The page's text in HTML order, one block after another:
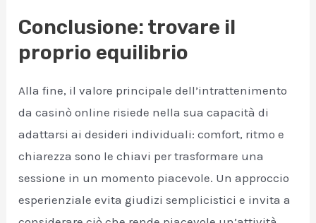
Conclusione: trovare il
proprio equilibrio
Alla fine, il valore principale dell’intrattenimento
da casinò online risiede nella sua capacità di
adattarsi ai desideri individuali: comfort, ritmo e
chiarezza sono le chiavi per trasformare una
sessione in un momento piacevole. Un approccio
esperienziale evita giudizi semplicistici e invita a